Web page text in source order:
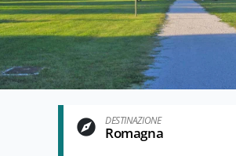
DESTINAZIONE
Romagna